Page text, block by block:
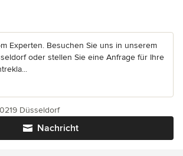
Experten. Besuchen Sie uns in unserem
oder stellen Sie eine Anfrage für Ihre
Nachricht
Düsseldorf